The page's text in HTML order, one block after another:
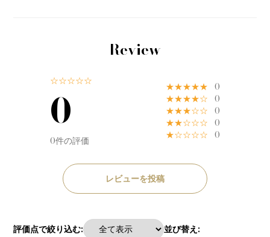
Review
☆☆☆☆☆
0
0件の評価
★★★★★ 0
★★★★☆ 0
★★★☆☆ 0
★★☆☆☆ 0
★☆☆☆☆ 0
レビューを投稿
評価点で絞り込む: 並び替え: